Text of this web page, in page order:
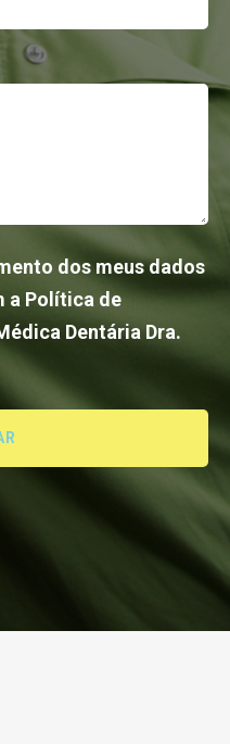
dos meus dados
a Política de
Dentária Dra.